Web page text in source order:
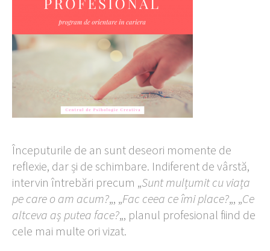
Începuturile de an sunt deseori momente de
reflexie, dar și de schimbare. Indiferent de vârstă,
intervin întrebări precum „Sunt mulțumit cu viața
pe care o am acum?„, „Fac ceea ce îmi place?„, „Ce
altceva aș putea face?„, planul profesional fiind de
cele mai multe ori vizat.